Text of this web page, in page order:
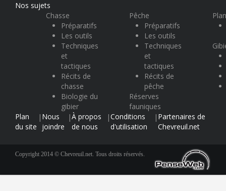
Nos sujets
Chasse
Préparatifs
Les outils
Techniques
et
tactiques
Récits de
chasse
Biologie du
gibier
Pêche
Préparatifs
Les outils
Techniques
et
tactiques
Récits de
pêche
Réserves
fauniques
Plan
du site
| Nous
joindre
|À propos
de nous
|Conditions
d'utilisation
| Partenaires de
Chevreuil.net
Copyright 2014 © Chevreuil.net. Tous droits réservés.